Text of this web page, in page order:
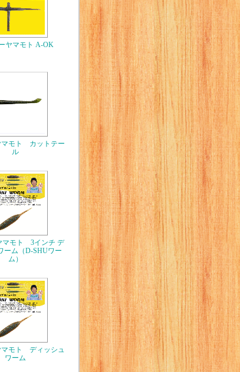
ヤマモト A-OK
マモト カットテー
ル
マモト 3インチ デ
ーム（D-SHUワー
ム）
マモト ディッシュ
ワーム